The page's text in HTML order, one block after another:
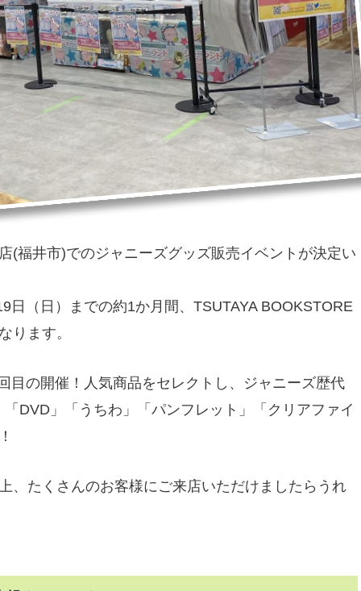
(福井市)でのジャニーズグッズ販売イベントが決定い
日（日）までの約1か月間、TSUTAYA BOOKSTORE
ります。
目の開催！人気商品をセレクトし、ジャニーズ歴代
DVD」「うちわ」「パンフレット」「クリアファイ
、たくさんのお客様にご来店いただけましたらうれ